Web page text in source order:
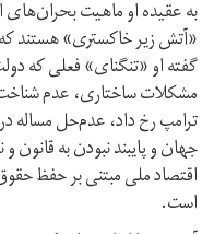
به عقیده او ماهیت
«آتش زیر خاکستری» هستند
گفته او «تنگنای» فعلی که
مشکلات ساختاری، عدم
ترامپ رخ داد، عدم‌حل مساله‌
جهان و پایبند نبودن به
اقتصاد ملی مبتنی بر حفظ حقوق
است.